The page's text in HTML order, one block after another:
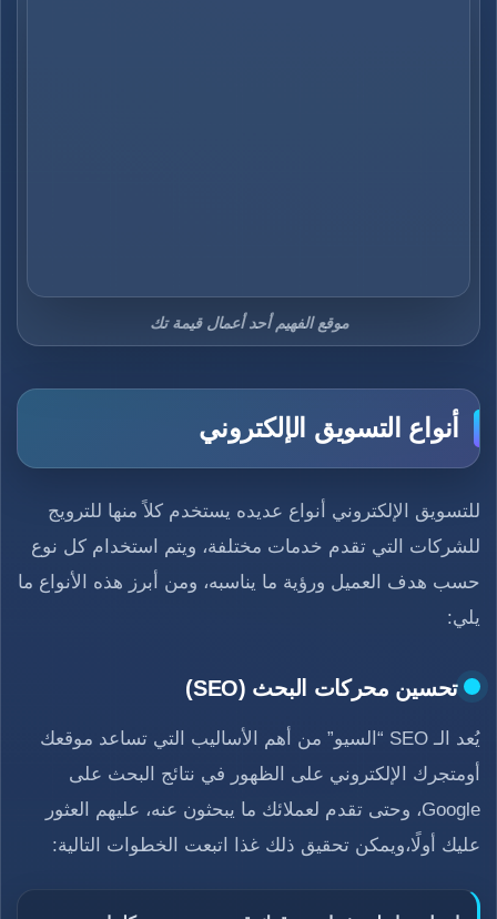
موقع الفهيم أحد أعمال قيمة تك
أنواع التسويق الإلكتروني
للتسويق الإلكتروني أنواع عديده يستخدم كلاً منها للترويج
للشركات التي تقدم خدمات مختلفة، ويتم استخدام كل نوع
حسب هدف العميل ورؤية ما يناسبه، ومن أبرز هذه الأنواع ما
يلي:
تحسين محركات البحث (SEO)
يُعد الـ SEO “السيو” من أهم الأساليب التي تساعد موقعك
أومتجرك الإلكتروني على الظهور في نتائج البحث على
Google، وحتى تقدم لعملائك ما يبحثون عنه، عليهم العثور
عليك أولًا،ويمكن تحقيق ذلك غذا اتبعت الخطوات التالية: